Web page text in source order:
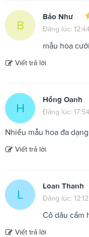
B
Bảo Như
Đăng lúc:
mẫu hoa
Viết trả lời
H
Hồng Oanh
Đăng lúc:
Nhiều mẫu hoa đa
Viết trả lời
L
Loan Thanh
Đăng lúc:
Cô dâu cầm
Viết trả lời